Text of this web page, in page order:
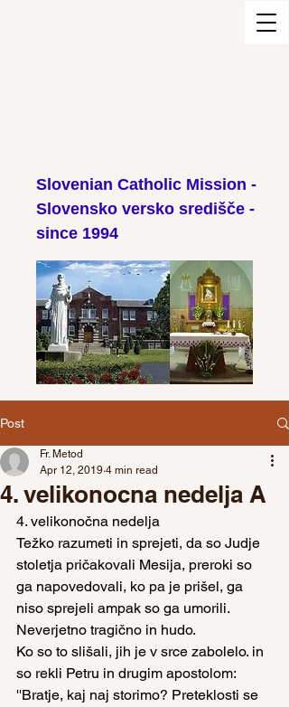
Slovenian Catholic Mission -
Slovensko versko središče -
since 1994
Post
4. velikonocna nedelja A
Fr. Metod
Apr 12, 2019 4 min read
4. velikonočna nedelja
Težko razumeti in sprejeti, da so Judje
stoletja pričakovali Mesija, preroki so
ga napovedovali, ko pa je prišel, ga
niso sprejeli ampak so ga umorili.
Neverjetno tragično in hudo.
Ko so to slišali, jih je v srce zabolelo. in
so rekli Petru in drugim apostolom:
''Bratje, kaj naj storimo? Preteklosti se